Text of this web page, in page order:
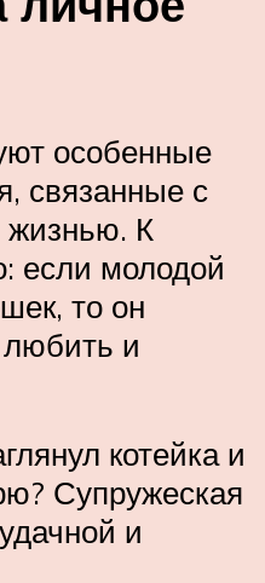
особенные
связанные с
жизнью. К
если молодой
то он
и
котейка и
Супружеская
и